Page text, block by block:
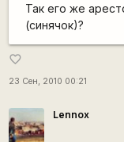
Так его же
(синячок)?
favorite_border
23 Сен, 2010 00:21
Lennox